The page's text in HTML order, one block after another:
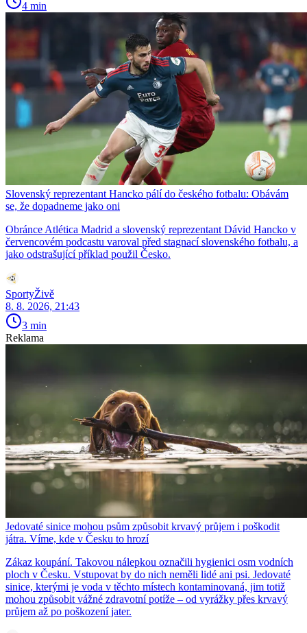
4 min
Slovenský reprezentant Hancko pálí do českého fotbalu: Obávám
se, že dopadneme jako oni
Obránce Atlética Madrid a slovenský reprezentant Dávid Hancko v
červencovém podcastu varoval před stagnací slovenského fotbalu, a
jako odstrašující příklad použil Česko.
SportyŽivě
8. 8. 2026, 21:43
3 min
Reklama
Jedovaté sinice mohou psům způsobit krvavý průjem i poškodit
játra. Víme, kde v Česku to hrozí
Zákaz koupání. Takovou nálepkou označili hygienici osm vodních
ploch v Česku. Vstupovat by do nich neměli lidé ani psi. Jedovaté
sinice, kterými je voda v těchto místech kontaminovaná, jim totiž
mohou způsobit vážné zdravotní potíže – od vyrážky přes krvavý
průjem až po poškození jater.